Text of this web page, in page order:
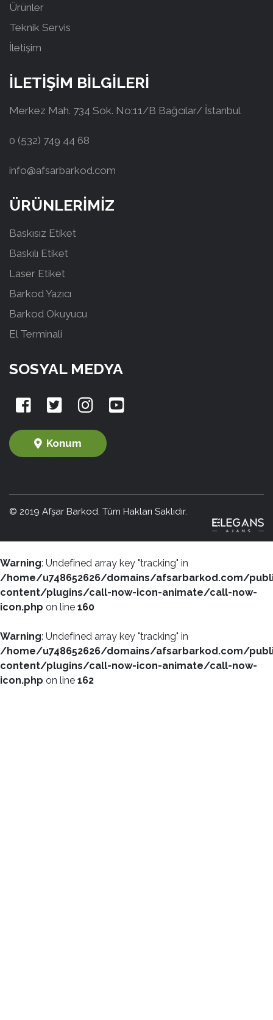
Ürünler
Teknik Servis
İletişim
İLETİŞİM BİLGİLERİ
Merkez Mah. 734 Sok. No:11/B Bağcılar/ İstanbul
0 (532) 749 44 68
info@afsarbarkod.com
ÜRÜNLERİMİZ
Baskısız Etiket
Baskılı Etiket
Laser Etiket
Barkod Yazıcı
Barkod Okuyucu
El Terminali
SOSYAL MEDYA
Konum
© 2019 Afşar Barkod. Tüm Hakları Saklıdır.
Warning: Undefined array key "tracking" in
/home/u748652626/domains/afsarbarkod.com/
content/plugins/call-now-icon-animate/call-now-
icon.php on line 160
Warning: Undefined array key "tracking" in
/home/u748652626/domains/afsarbarkod.com/
content/plugins/call-now-icon-animate/call-now-
icon.php on line 162